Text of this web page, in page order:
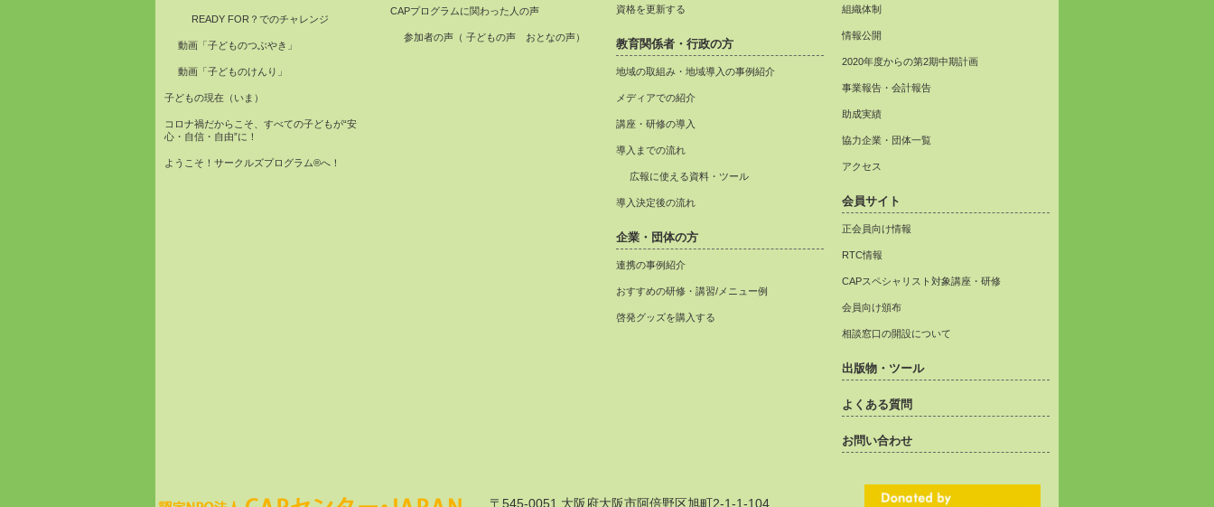
READY FOR？でのチャレンジ
動画「子どものつぶやき」
動画「子どものけんり」
子どもの現在（いま）
コロナ禍だからこそ、すべての子どもが“安
心・自信・自由”に！
ようこそ！サークルズプログラム®へ！
CAPプログラムに関わった人の声
参加者の声（ 子どもの声 おとなの声）
資格を更新する
教育関係者・行政の方
地域の取組み・地域導入の事例紹介
メディアでの紹介
講座・研修の導入
導入までの流れ
広報に使える資料・ツール
導入決定後の流れ
企業・団体の方
連携の事例紹介
おすすめの研修・講習/メニュー例
啓発グッズを購入する
組織体制
情報公開
2020年度からの第2期中期計画
事業報告・会計報告
助成実績
協力企業・団体一覧
アクセス
会員サイト
正会員向け情報
RTC情報
CAPスペシャリスト対象講座・研修
会員向け頒布
相談窓口の開設について
出版物・ツール
よくある質問
お問い合わせ
〒545-0051 大阪府大阪市阿倍野区旭町2-1-1-104